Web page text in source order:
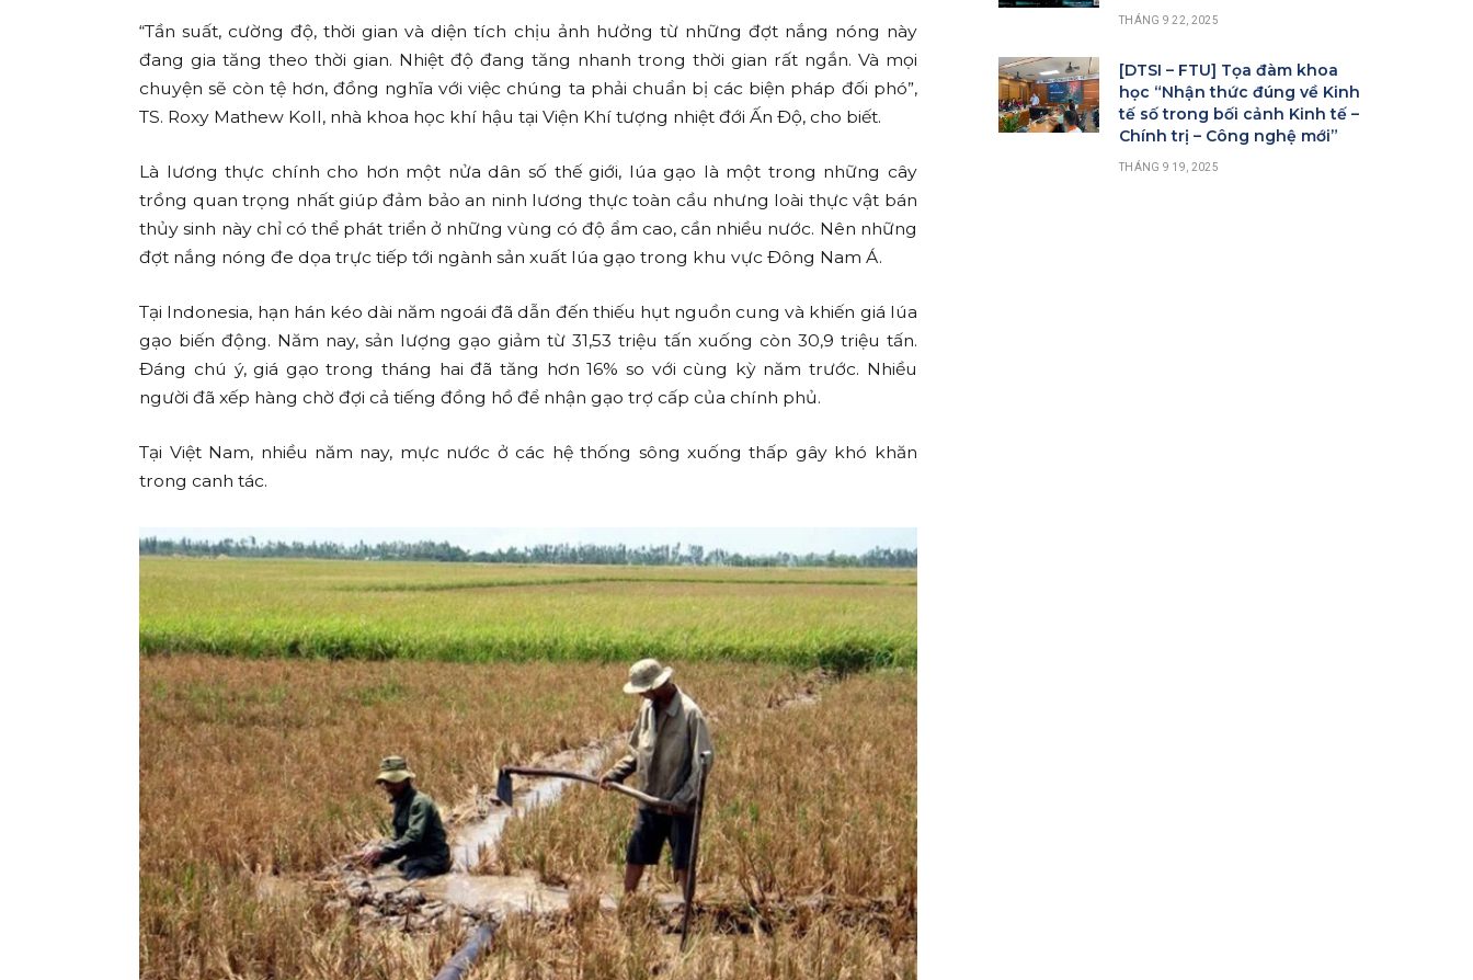
“Tần suất, cường độ, thời gian và diện tích chịu ảnh hưởng từ những đợt nắng nóng này
đang gia tăng theo thời gian. Nhiệt độ đang tăng nhanh trong thời gian rất ngắn. Và mọi
chuyện sẽ còn tệ hơn, đồng nghĩa với việc chúng ta phải chuẩn bị các biện pháp đối phó”,
TS. Roxy Mathew Koll, nhà khoa học khí hậu tại Viện Khí tượng nhiệt đới Ấn Độ, cho biết.
Là lương thực chính cho hơn một nửa dân số thế giới, lúa gạo là một trong những cây
trồng quan trọng nhất giúp đảm bảo an ninh lương thực toàn cầu nhưng loài thực vật bán
thủy sinh này chỉ có thể phát triển ở những vùng có độ ẩm cao, cần nhiều nước. Nên những
đợt nắng nóng đe dọa trực tiếp tới ngành sản xuất lúa gạo trong khu vực Đông Nam Á.
Tại Indonesia, hạn hán kéo dài năm ngoái đã dẫn đến thiếu hụt nguồn cung và khiến giá lúa
gạo biến động. Năm nay, sản lượng gạo giảm từ 31,53 triệu tấn xuống còn 30,9 triệu tấn.
Đáng chú ý, giá gạo trong tháng hai đã tăng hơn 16% so với cùng kỳ năm trước. Nhiều
người đã xếp hàng chờ đợi cả tiếng đồng hồ để nhận gạo trợ cấp của chính phủ.
Tại Việt Nam, nhiều năm nay, mực nước ở các hệ thống sông xuống thấp gây khó khăn
trong canh tác.
THÁNG 9 22, 2025
[DTSI – FTU] Tọa đàm khoa
học “Nhận thức đúng về Kinh
tế số trong bối cảnh Kinh tế –
Chính trị – Công nghệ mới”
THÁNG 9 19, 2025